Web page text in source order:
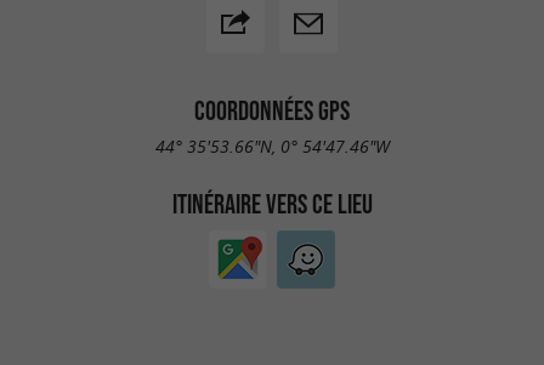
COORDONNÉES GPS
44° 35'53.66"N, 0° 54'47.46"W
ITINÉRAIRE VERS CE LIEU